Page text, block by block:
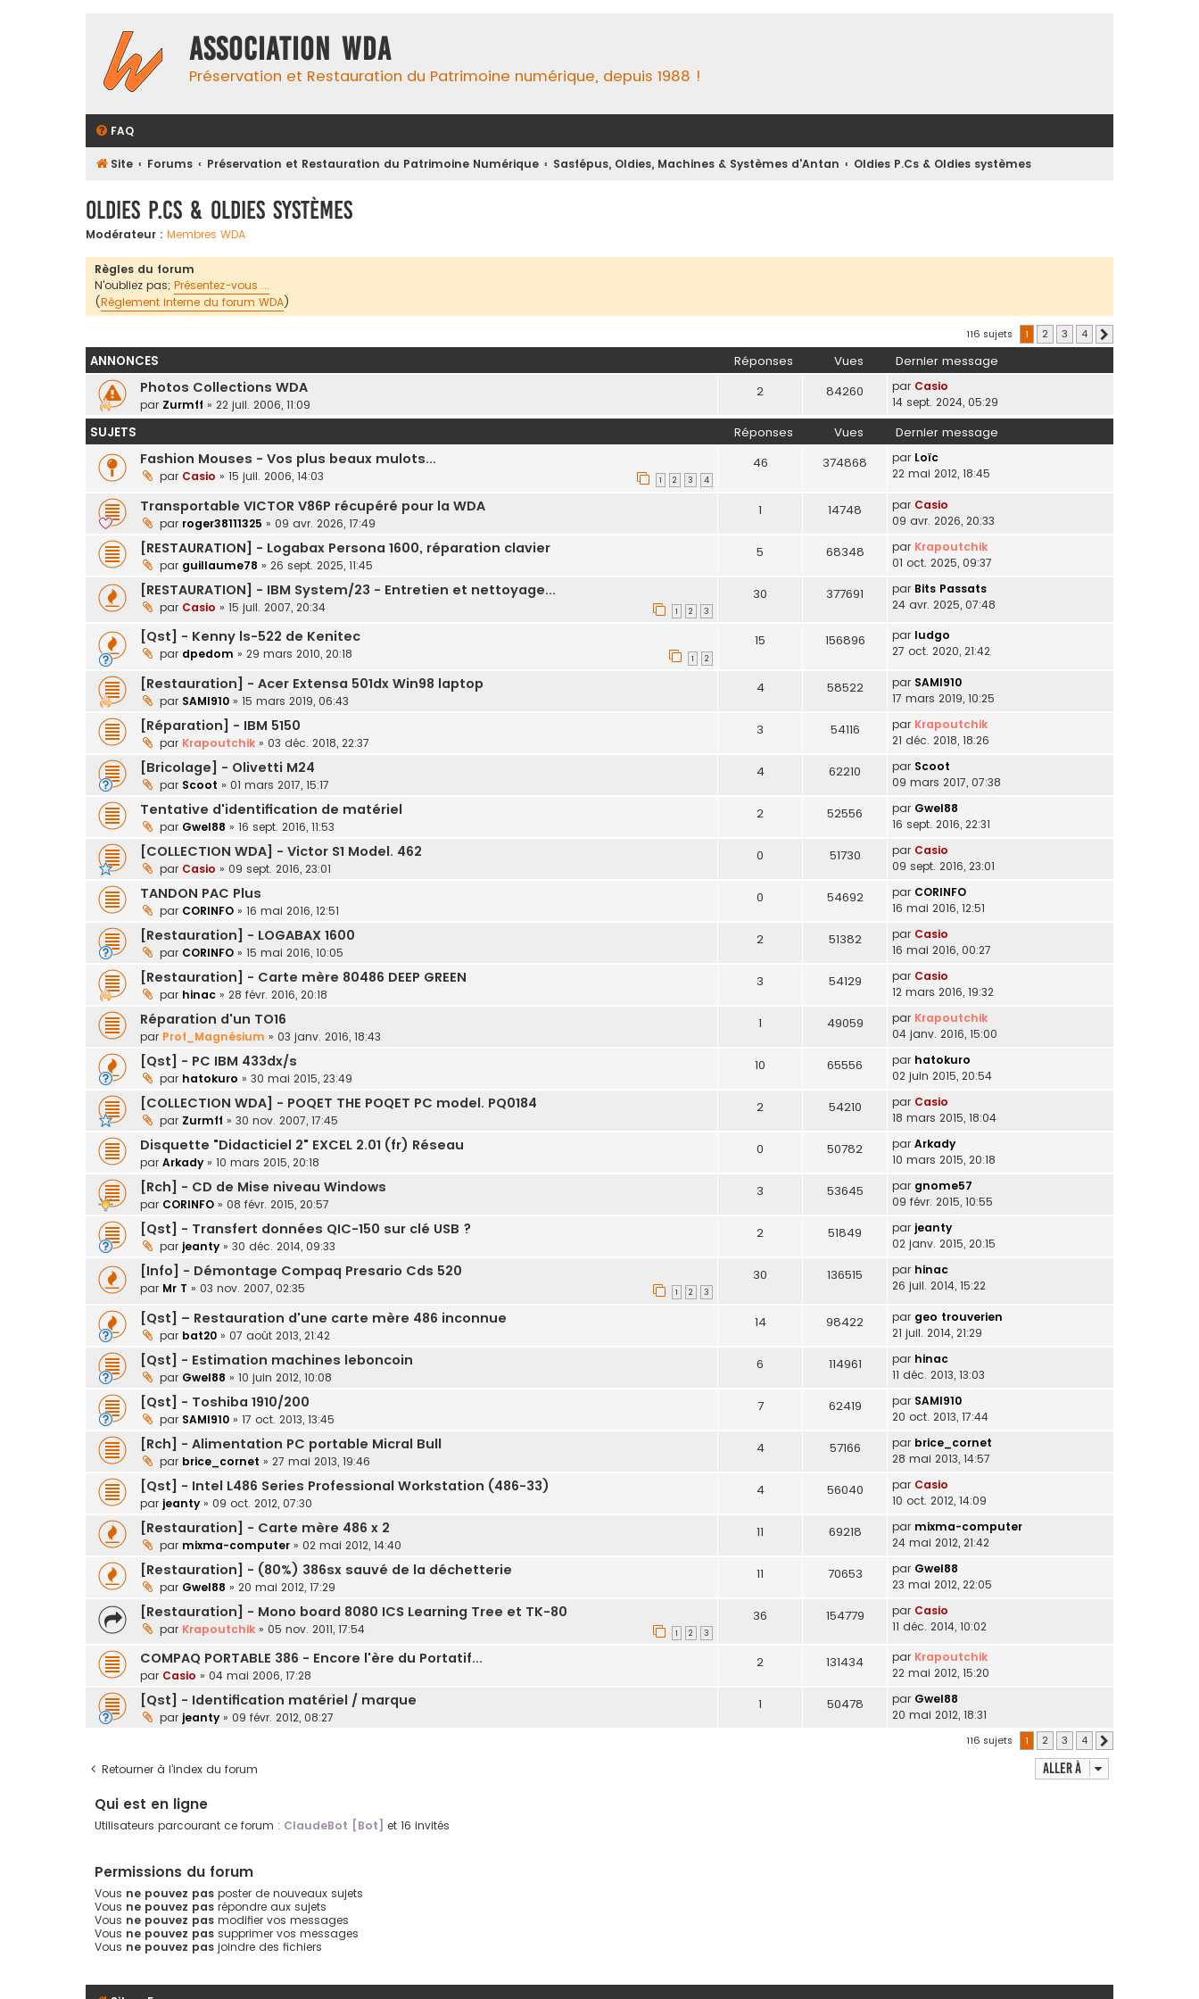
Association WDA
Préservation et Restauration du Patrimoine numérique, depuis 1988 !
FAQ
Site Forums Préservation et Restauration du Patrimoine Numérique Sasfépus, Oldies, Machines & Systèmes d'Antan Oldies P.Cs & Oldies systèmes
Oldies P.Cs & Oldies systèmes
Modérateur : Membres WDA
Règles du forum
N'oubliez pas; Présentez-vous ...
(Règlement interne du forum WDA)
116 sujets 1 2 3 4
ANNONCES Réponses Vues Dernier message
Photos Collections WDA
par Zurmff » 22 juil. 2006, 11:09
2 84260 par Casio
14 sept. 2024, 05:29
SUJETS Réponses Vues Dernier message
Fashion Mouses - Vos plus beaux mulots...
par Casio » 15 juil. 2006, 14:03 1 2 3 4
46 374868 par Loïc
22 mai 2012, 18:45
Transportable VICTOR V86P récupéré pour la WDA
par roger38111325 » 09 avr. 2026, 17:49
1 14748 par Casio
09 avr. 2026, 20:33
[RESTAURATION] - Logabax Persona 1600, réparation clavier
par guillaume78 » 26 sept. 2025, 11:45
5 68348 par Krapoutchik
01 oct. 2025, 09:37
[RESTAURATION] - IBM System/23 - Entretien et nettoyage...
par Casio » 15 juil. 2007, 20:34 1 2 3
30 377691 par Bits Passats
24 avr. 2025, 07:48
[Qst] - Kenny ls-522 de Kenitec
par dpedom » 29 mars 2010, 20:18 1 2
15 156896 par ludgo
27 oct. 2020, 21:42
[Restauration] - Acer Extensa 501dx Win98 laptop
par SAMI910 » 15 mars 2019, 06:43
4 58522 par SAMI910
17 mars 2019, 10:25
[Réparation] - IBM 5150
par Krapoutchik » 03 déc. 2018, 22:37
3 54116 par Krapoutchik
21 déc. 2018, 18:26
[Bricolage] - Olivetti M24
par Scoot » 01 mars 2017, 15:17
4 62210 par Scoot
09 mars 2017, 07:38
Tentative d'identification de matériel
par Gwel88 » 16 sept. 2016, 11:53
2 52556 par Gwel88
16 sept. 2016, 22:31
[COLLECTION WDA] - Victor S1 Model. 462
par Casio » 09 sept. 2016, 23:01
0 51730 par Casio
09 sept. 2016, 23:01
TANDON PAC Plus
par CORINFO » 16 mai 2016, 12:51
0 54692 par CORINFO
16 mai 2016, 12:51
[Restauration] - LOGABAX 1600
par CORINFO » 15 mai 2016, 10:05
2 51382 par Casio
16 mai 2016, 00:27
[Restauration] - Carte mère 80486 DEEP GREEN
par hinac » 28 févr. 2016, 20:18
3 54129 par Casio
12 mars 2016, 19:32
Réparation d'un TO16
par Prof_Magnésium » 03 janv. 2016, 18:43
1 49059 par Krapoutchik
04 janv. 2016, 15:00
[Qst] - PC IBM 433dx/s
par hatokuro » 30 mai 2015, 23:49
10 65556 par hatokuro
02 juin 2015, 20:54
[COLLECTION WDA] - POQET THE POQET PC model. PQ0184
par Zurmff » 30 nov. 2007, 17:45
2 54210 par Casio
18 mars 2015, 18:04
Disquette "Didacticiel 2" EXCEL 2.01 (fr) Réseau
par Arkady » 10 mars 2015, 20:18
0 50782 par Arkady
10 mars 2015, 20:18
[Rch] - CD de Mise niveau Windows
par CORINFO » 08 févr. 2015, 20:57
3 53645 par gnome57
09 févr. 2015, 10:55
[Qst] - Transfert données QIC-150 sur clé USB ?
par jeanty » 30 déc. 2014, 09:33
2 51849 par jeanty
02 janv. 2015, 20:15
[Info] - Démontage Compaq Presario Cds 520
par Mr T » 03 nov. 2007, 02:35 1 2 3
30 136515 par hinac
26 juil. 2014, 15:22
[Qst] – Restauration d'une carte mère 486 inconnue
par bat20 » 07 août 2013, 21:42
14 98422 par geo trouverien
21 juil. 2014, 21:29
[Qst] - Estimation machines leboncoin
par Gwel88 » 10 juin 2012, 10:08
6 114961 par hinac
11 déc. 2013, 13:03
[Qst] - Toshiba 1910/200
par SAMI910 » 17 oct. 2013, 13:45
7 62419 par SAMI910
20 oct. 2013, 17:44
[Rch] - Alimentation PC portable Micral Bull
par brice_cornet » 27 mai 2013, 19:46
4 57166 par brice_cornet
28 mai 2013, 14:57
[Qst] - Intel L486 Series Professional Workstation (486-33)
par jeanty » 09 oct. 2012, 07:30
4 56040 par Casio
10 oct. 2012, 14:09
[Restauration] - Carte mère 486 x 2
par mixma-computer » 02 mai 2012, 14:40
11 69218 par mixma-computer
24 mai 2012, 21:42
[Restauration] - (80%) 386sx sauvé de la déchetterie
par Gwel88 » 20 mai 2012, 17:29
11 70653 par Gwel88
23 mai 2012, 22:05
[Restauration] - Mono board 8080 ICS Learning Tree et TK-80
par Krapoutchik » 05 nov. 2011, 17:54 1 2 3
36 154779 par Casio
11 déc. 2014, 10:02
COMPAQ PORTABLE 386 - Encore l'ère du Portatif...
par Casio » 04 mai 2006, 17:28
2 131434 par Krapoutchik
22 mai 2012, 15:20
[Qst] - Identification matériel / marque
par jeanty » 09 févr. 2012, 08:27
1 50478 par Gwel88
20 mai 2012, 18:31
116 sujets 1 2 3 4
Retourner à l’index du forum Aller à
Qui est en ligne
Utilisateurs parcourant ce forum : ClaudeBot [Bot] et 16 invités
Permissions du forum
Vous ne pouvez pas poster de nouveaux sujets
Vous ne pouvez pas répondre aux sujets
Vous ne pouvez pas modifier vos messages
Vous ne pouvez pas supprimer vos messages
Vous ne pouvez pas joindre des fichiers